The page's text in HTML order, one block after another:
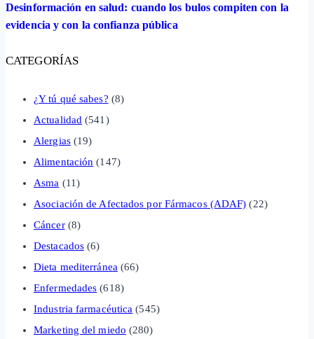
Desinformación en salud: cuando los bulos compiten con la
evidencia y con la confianza pública
CATEGORÍAS
¿Y tú qué sabes? (8)
Actualidad (541)
Alergias(19)
Alimentación (147)
Asma (11)
Asociación de Afectados por Fármacos (ADAF) (22)
Cáncer(8)
Destacados (6)
Dieta mediterránea (66)
Enfermedades (618)
Industria farmacéutica (545)
Marketing del miedo (280)